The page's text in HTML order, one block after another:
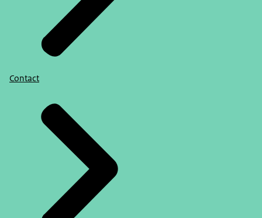
Contact